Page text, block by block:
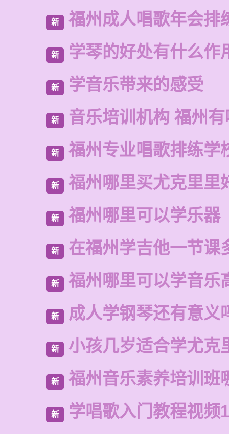
新 福州成人唱歌年会排
新 学琴的好处有什么作
新 学音乐带来的感受
新 音乐培训机构 福州
新 福州专业唱歌排练学
新 福州哪里买尤克里里
新 福州哪里可以学乐器
新 在福州学吉他一节课
新 福州哪里可以学音乐
新 成人学钢琴还有意义
新 小孩几岁适合学尤克
新 福州音乐素养培训班
新 学唱歌入门教程视频